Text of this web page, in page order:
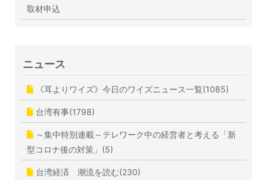
取材申込
ニュース
《耳よりワイズ》今日のワイズニュース一覧(1085)
台湾有事(1798)
～集中特別連載～テレワーク中の経営者と考える「新
型コロナ後の対策」(5)
台湾経済 潮流を読む(230)